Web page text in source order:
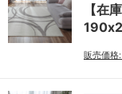
【在
販売価格: